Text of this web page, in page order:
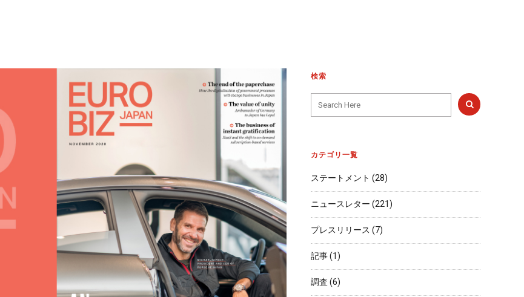
検索
カテゴリ一覧
ステートメント (28)
ニュースレター(221)
プレスリリース (7)
記事(1)
調査(6)